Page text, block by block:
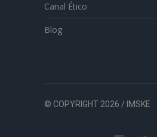
Canal Ético
Blog
© COPYRIGHT 2026 / IMSKE